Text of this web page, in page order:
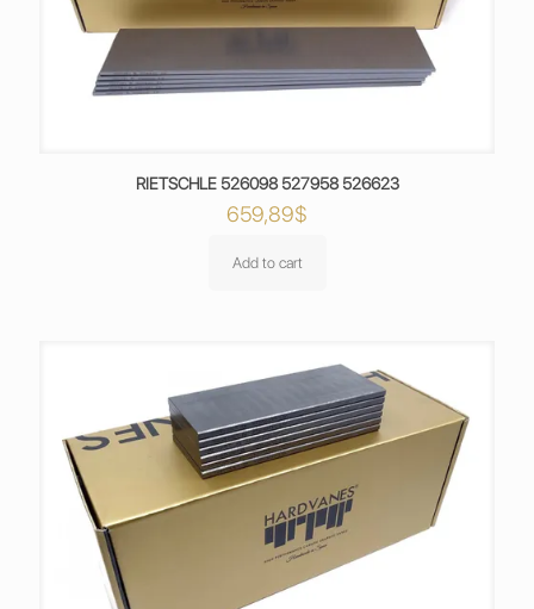
RIETSCHLE 526098 527958 526623
659,89$
Add to cart